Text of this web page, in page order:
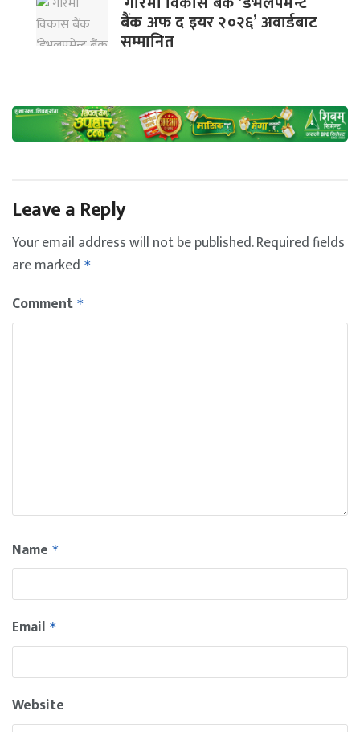
बैंक अफ द इयर २०२६’ अवार्डबाट
सम्मानित
Leave a Reply
Your email address will not be published.Required fields
are marked *
Comment *
Name *
Email *
Website